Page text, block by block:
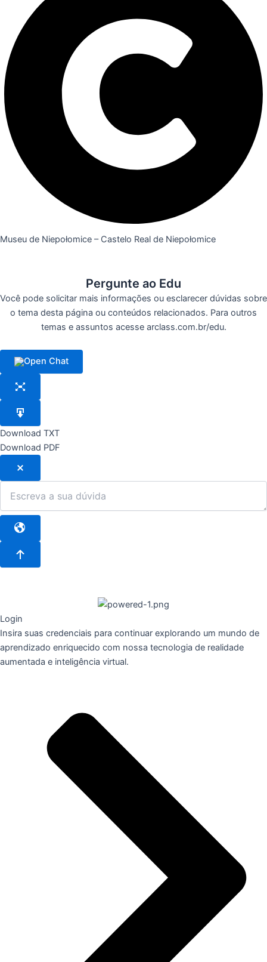
Museu de Niepołomice – Castelo Real de Niepołomice
Pergunte ao Edu
Você pode solicitar mais informações ou esclarecer dúvidas sobre
o tema desta página ou conteúdos relacionados. Para outros
temas e assuntos acesse arclass.com.br/edu.
Download TXT
Download PDF
Login
Insira suas credenciais para continuar explorando um mundo de
aprendizado enriquecido com nossa tecnologia de realidade
aumentada e inteligência virtual.